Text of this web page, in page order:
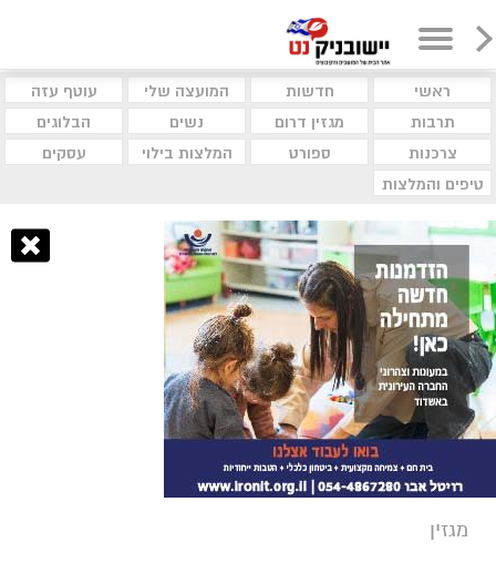
ראשי חדשות המועצה שלי
עוטף עזה
תרבות
מגזין דרום נשים
הבלוגים
צרכנות
ספורט המלצות בילוי
עסקים
טיפים והמלצות
מגזין